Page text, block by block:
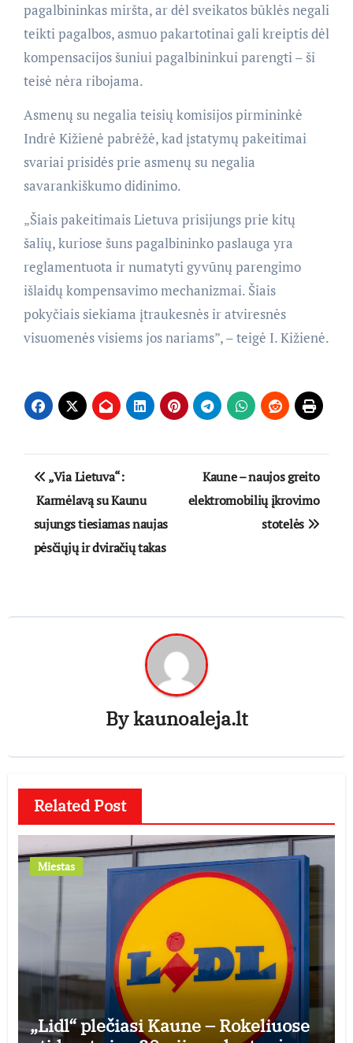
pagalbininkas miršta, ar dėl sveikatos būklės negali
teikti pagalbos, asmuo pakartotinai gali kreiptis dėl
kompensacijos šuniui pagalbininkui parengti – ši
teisė nėra ribojama.
Asmenų su negalia teisių komisijos pirmininkė
Indrė Kižienė pabrėžė, kad įstatymų pakeitimai
svariai prisidės prie asmenų su negalia
savarankiškumo didinimo.
„Šiais pakeitimais Lietuva prisijungs prie kitų
šalių, kuriose šuns pagalbininko paslauga yra
reglamentuota ir numatyti gyvūnų parengimo
išlaidų kompensavimo mechanizmai. Šiais
pokyčiais siekiama įtraukesnės ir atviresnės
visuomenės visiems jos nariams”, – teigė I. Kižienė.
Navigacija
tarp
įrašų
„Via Lietuva“:
Karmėlavą su Kaunu
sujungs tiesiamas naujas
pėsčiųjų ir dviračių takas
Kaune – naujos greito
elektromobilių įkrovimo
stotelės
Bykaunoaleja.lt
Related Post
Miestas
„Lidl“ plečiasi Kaune – Rokeliuose